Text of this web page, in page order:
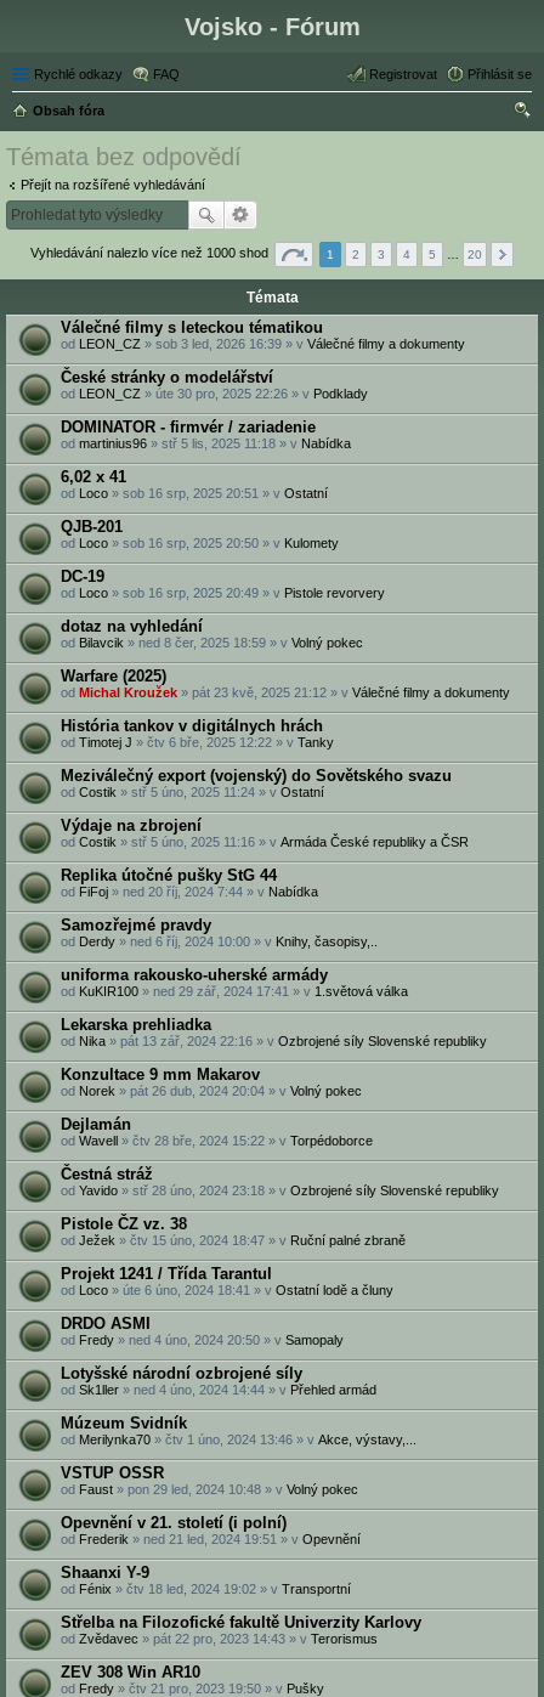
Vojsko - Fórum
Rychlé odkazy FAQ Přihlásit se
Registrovat
Obsah fóra
Témata bez odpovědí
Přejít na rozšířené vyhledávání
Vyhledávání nalezlo více než 1000 shod 1 2 3 4 5 20
Témata
Válečné filmy s leteckou tématikou
od LEON_CZ » sob 3 led, 2026 16:39 » v Válečné filmy a dokumenty
České stránky o modelářství
od LEON_CZ » úte 30 pro, 2025 22:26 » v Podklady
DOMINATOR - firmvér / zariadenie
od martinius96 » stř 5 lis, 2025 11:18 » v Nabídka
6,02 x 41
od Loco » sob 16 srp, 2025 20:51 » v Ostatní
QJB-201
od Loco » sob 16 srp, 2025 20:50 » v Kulomety
DC-19
od Loco » sob 16 srp, 2025 20:49 » v Pistole revorvery
dotaz na vyhledání
od Bilavcik » ned 8 čer, 2025 18:59 » v Volný pokec
Warfare (2025)
od Michal Kroužek » pát 23 kvě, 2025 21:12 » v Válečné filmy a dokumenty
História tankov v digitálnych hrách
od Timotej J » čtv 6 bře, 2025 12:22 » v Tanky
Meziválečný export (vojenský) do Sovětského svazu
od Costik » stř 5 úno, 2025 11:24 » v Ostatní
Výdaje na zbrojení
od Costik » stř 5 úno, 2025 11:16 » v Armáda České republiky a ČSR
Replika útočné pušky StG 44
od FiFoj » ned 20 říj, 2024 7:44 » v Nabídka
Samozřejmé pravdy
od Derdy » ned 6 říj, 2024 10:00 » v Knihy, časopisy,..
uniforma rakousko-uherské armády
od KuKIR100 » ned 29 zář, 2024 17:41 » v 1.světová válka
Lekarska prehliadka
od Nika » pát 13 zář, 2024 22:16 » v Ozbrojené síly Slovenské republiky
Konzultace 9 mm Makarov
od Norek » pát 26 dub, 2024 20:04 » v Volný pokec
Dejlamán
od Wavell » čtv 28 bře, 2024 15:22 » v Torpédoborce
Čestná stráž
od Yavido » stř 28 úno, 2024 23:18 » v Ozbrojené síly Slovenské republiky
Pistole ČZ vz. 38
od Ježek » čtv 15 úno, 2024 18:47 » v Ruční palné zbraně
Projekt 1241 / Třída Tarantul
od Loco » úte 6 úno, 2024 18:41 » v Ostatní lodě a čluny
DRDO ASMI‎
od Fredy » ned 4 úno, 2024 20:50 » v Samopaly
Lotyšské národní ozbrojené síly
od Sk1ller » ned 4 úno, 2024 14:44 » v Přehled armád
Múzeum Svidník
od Merilynka70 » čtv 1 úno, 2024 13:46 » v Akce, výstavy,...
VSTUP OSSR
od Faust » pon 29 led, 2024 10:48 » v Volný pokec
Opevnění v 21. století (i polní)
od Frederik » ned 21 led, 2024 19:51 » v Opevnění
Shaanxi Y-9
od Fénix » čtv 18 led, 2024 19:02 » v Transportní
Střelba na Filozofické fakultě Univerzity Karlovy
od Zvědavec » pát 22 pro, 2023 14:43 » v Terorismus
ZEV 308 Win AR10
od Fredy » čtv 21 pro, 2023 19:50 » v Pušky